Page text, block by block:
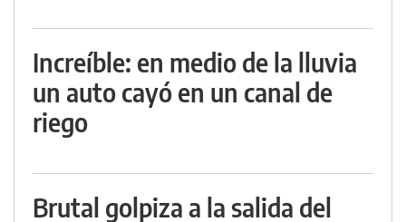
Increíble: en medio de la lluvia
un auto cayó en un canal de
riego
Brutal golpiza a la salida del